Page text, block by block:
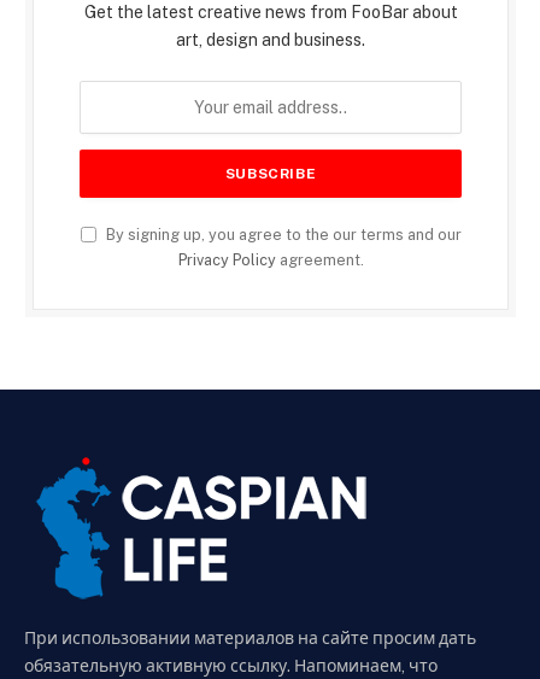
Get the latest creative news from FooBar about
art, design and business.
By signing up, you agree to the our terms and our
Privacy Policyagreement.
При использовании материалов на сайте просим дать
обязательную активную ссылку. Напоминаем, что